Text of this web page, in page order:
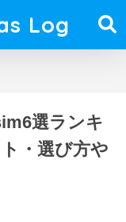
Log
選ランキ
・選び方や